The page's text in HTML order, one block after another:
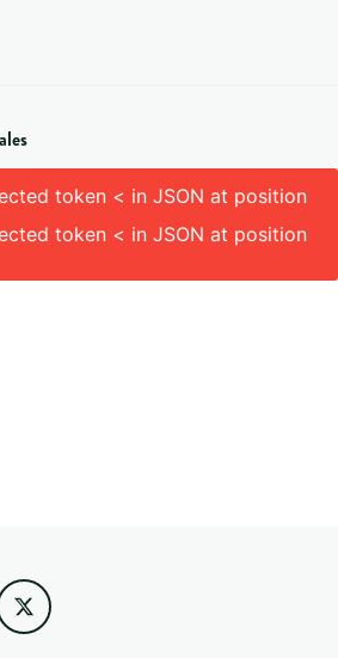
token < in JSON at position
token < in JSON at position